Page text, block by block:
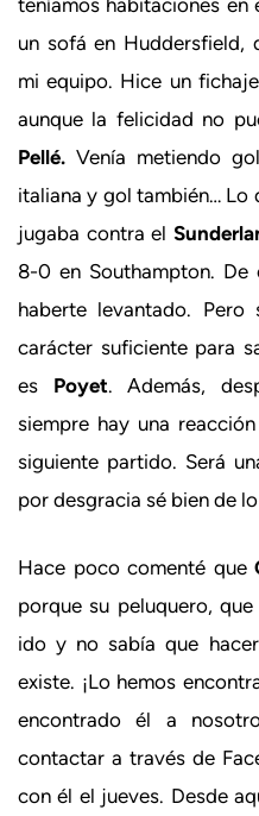
un sofá en Huddersfield,
mi equipo. Hice un
aunque la felicidad no
Pellé. Venía metiendo
italiana y gol también… Lo
jugaba contra el
8-0 en Southampton. De
haberte levantado.
carácter suficiente para
es Poyet. Además,
siempre hay una
siguiente partido. Será
por desgracia sé bien de
Hace poco comenté que
porque su peluquero,
ido y no sabía que
existe. ¡Lo hemos
encontrado él a
contactar a través de
con él el jueves. Desde